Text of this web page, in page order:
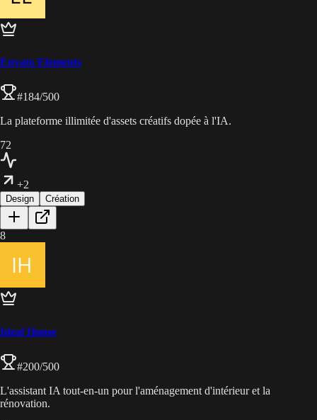
Envato Elements
#184/500
La plateforme illimitée d'assets créatifs dopée à l'IA.
72
+2
Design Création
8
Ideal House
#200/500
L'assistant IA tout-en-un pour l'aménagement d'intérieur et la
rénovation.